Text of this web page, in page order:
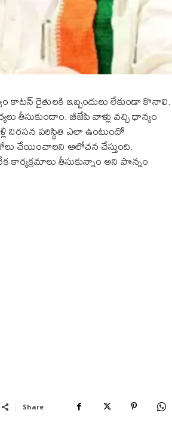
కాటన్ రైతులకి ఇబ్బందులు లేకుండా కొనాలి.
తీసుకుందాం. బీజేపి వాళ్లు వచ్చి ధాన్యం
నిరసన పరిస్థితి ఎలా ఉంటుందో
చేయించాలని ఆలోచన చేస్తుంది.
తీసుకున్నాం అని పొన్నం
Share